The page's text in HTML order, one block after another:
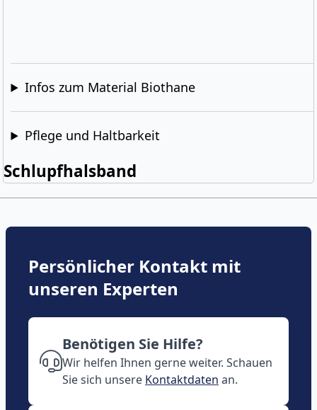
Infos zum Material Biothane
Pflege und Haltbarkeit
Schlupfhalsband
Persönlicher Kontakt mit
unseren Experten
Benötigen Sie Hilfe?
Wir helfen Ihnen gerne weiter. Schauen
Sie sich unsere Kontaktdaten an.